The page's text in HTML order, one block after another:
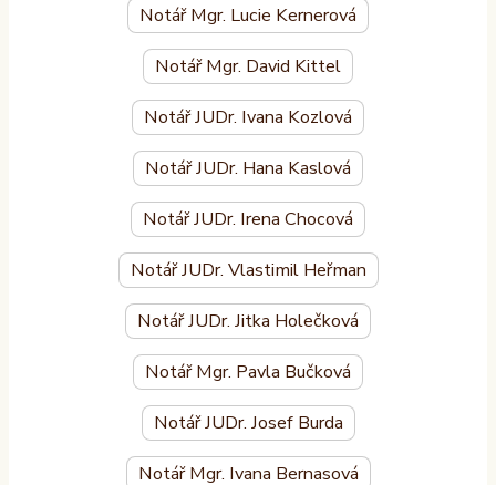
Notář Mgr. Lucie Kernerová
Notář Mgr. David Kittel
Notář JUDr. Ivana Kozlová
Notář JUDr. Hana Kaslová
Notář JUDr. Irena Chocová
Notář JUDr. Vlastimil Heřman
Notář JUDr. Jitka Holečková
Notář Mgr. Pavla Bučková
Notář JUDr. Josef Burda
Notář Mgr. Ivana Bernasová